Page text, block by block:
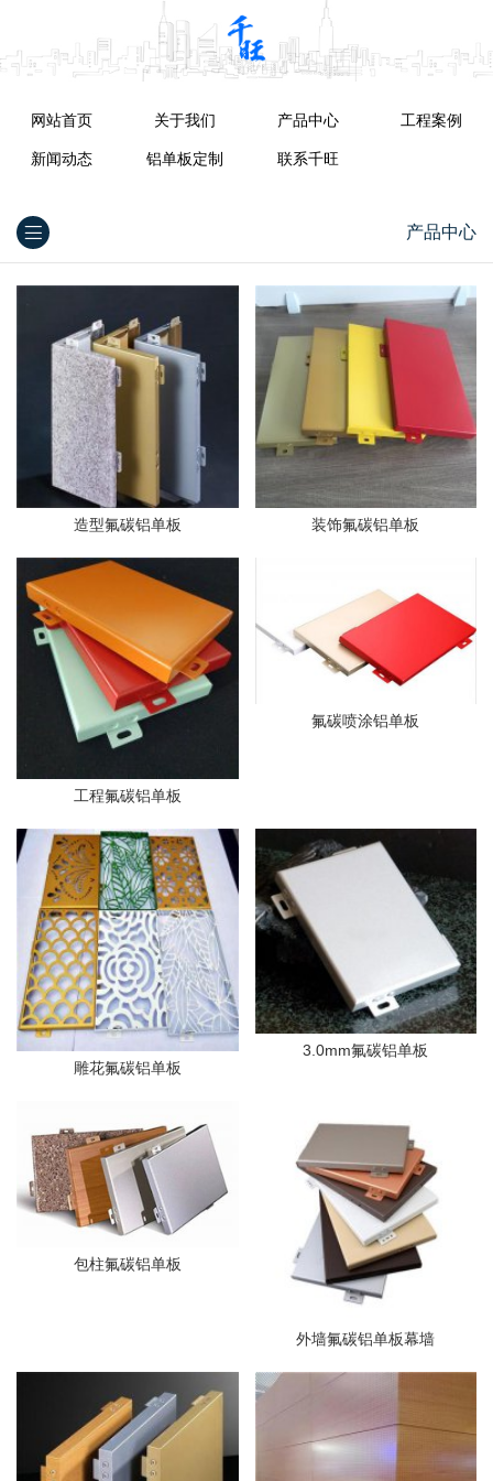
网站首页 关于我们 产品中心 工程案例
新闻动态 铝单板定制 联系千旺
产品中心
造型氟碳铝单板 装饰氟碳铝单板
工程氟碳铝单板
氟碳喷涂铝单板
雕花氟碳铝单板
3.0mm氟碳铝单板
包柱氟碳铝单板
外墙氟碳铝单板幕墙